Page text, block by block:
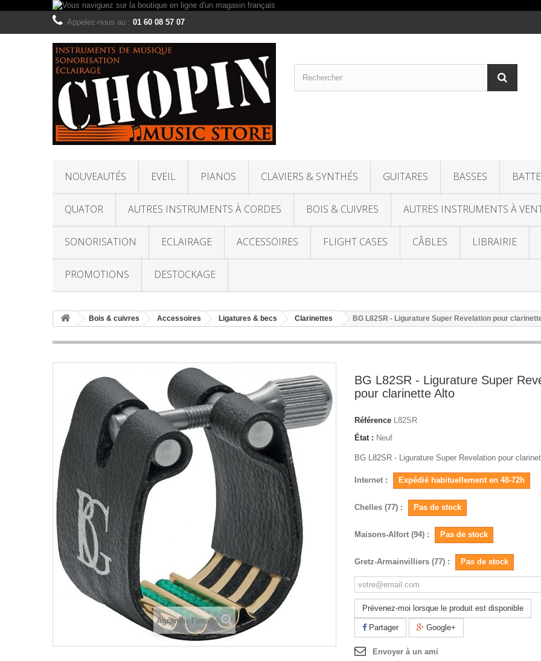
Appelez-nous au : 01 60 08 57 07
NOUVEAUTÉS EVEIL PIANOS CLAVIERS & SYNTHÉS GUITARES BASSES
QUATOR AUTRES INSTRUMENTS À CORDES BOIS & CUIVRES AUTRES INSTRUMENTS À
SONORISATION ECLAIRAGE ACCESSOIRES FLIGHT CASES CÂBLES LIBRAIRIE
PROMOTIONS DESTOCKAGE
Bois & cuivres Accessoires Ligatures & becs Clarinettes BG L82SR - Ligurature Super Revelation pour
Agrandir l'image
BG L82SR - Ligurature Super
pour clarinette Alto
Référence L82SR
État : Neuf
BG L82SR - Ligurature Super Revelation pour
Internet : Expédié habituellement en 48-72h
Chelles (77) : Pas de stock
Maisons-Alfort (94) : Pas de stock
Gretz-Armainvilliers (77) : Pas de stock
Prévenez-moi lorsque le produit est disponible
Partager Google+
Envoyer à un ami